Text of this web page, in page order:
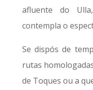
afluente do
contempla o
Se dispós de
rutas
de Toques ou a